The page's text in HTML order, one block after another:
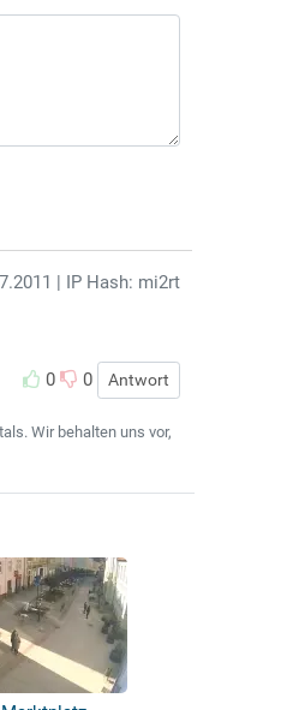
| IP Hash: mi2rt
0 0 Antwort
Wir behalten uns vor,